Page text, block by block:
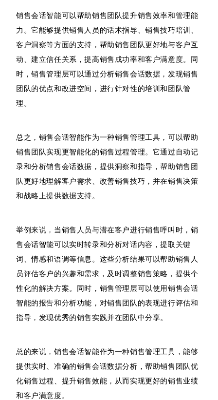
销售会话智能可以帮助销售团队提升销售效率和管理能
力。它能够提供销售人员的话术指导、销售技巧培训、
客户洞察等方面的支持，帮助销售团队更好地与客户互
动、建立信任关系，提高销售成功率和客户满意度。同
时，销售管理层可以通过分析销售会话数据，发现销售
团队的优点和改进空间，进行针对性的培训和团队管
理。
总之，销售会话智能作为一种销售管理工具，可以帮助
销售团队实现更智能化的销售过程管理。它通过自动记
录和分析销售会话数据，提供洞察和指导，帮助销售团
队更好地理解客户需求、改善销售技巧，并在销售决策
和战略上提供数据支持。
举例来说，当销售人员与潜在客户进行销售呼叫时，销
售会话智能可以实时转录和分析对话内容，提取关键
词、情感和语调等信息。这些分析结果可以帮助销售人
员评估客户的兴趣和需求，及时调整销售策略，提供个
性化的解决方案。同时，销售管理层可以使用销售会话
智能的报告和分析功能，对销售团队的表现进行评估和
指导，发现优秀的销售实践并在团队中分享。
总的来说，销售会话智能作为一种销售管理工具，能够
提供实时、准确的销售会话数据分析，帮助销售团队优
化销售过程、提升销售效能，从而实现更好的销售业绩
和客户满意度。